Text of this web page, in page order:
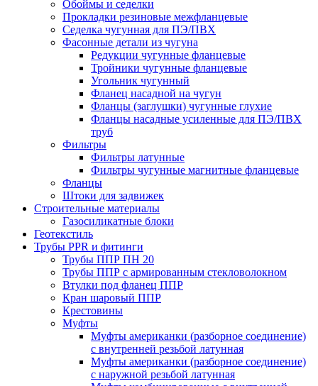
Обоймы и седелки
Прокладки резиновые межфланцевые
Седелка чугунная для ПЭ/ПВХ
Фасонные детали из чугуна
Редукции чугунные фланцевые
Тройники чугунные фланцевые
Угольник чугунный
Фланец насадной на чугун
Фланцы (заглушки) чугунные глухие
Фланцы насадные усиленные для ПЭ/ПВХ
труб
Фильтры
Фильтры латунные
Фильтры чугунные магнитные фланцевые
Фланцы
Штоки для задвижек
Строительные материалы
Газосиликатные блоки
Геотекстиль
Трубы PPR и фитинги
Трубы ППР ПН 20
Трубы ППР с армированным стекловолокном
Втулки под фланец ППР
Кран шаровый ППР
Крестовины
Муфты
Муфты американки (разборное соединение)
с внутренней резьбой латунная
Муфты американки (разборное соединение)
с наружной резьбой латунная